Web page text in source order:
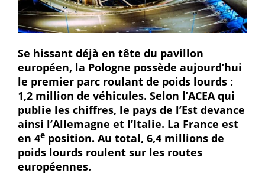
Se hissant déjà en tête du pavillon
européen, la Pologne possède aujourd’hui
le premier parc roulant de poids lourds :
1,2 million de véhicules. Selon l’ACEA qui
publie les chiffres, le pays de l’Est devance
ainsi l’Allemagne et l’Italie. La France est
en 4e position. Au total, 6,4 millions de
poids lourds roulent sur les routes
européennes.